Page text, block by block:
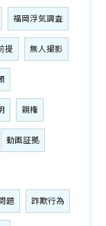
福岡浮気調査
提 無人撮影
親権
動画証拠
題 詐欺行為